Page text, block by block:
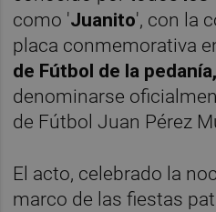
como 'Juanito', con la
placa conmemorativa
de Fútbol de la pedanía,
denominarse
de Fútbol Juan Pérez
El acto, celebrado la
marco de las fiestas